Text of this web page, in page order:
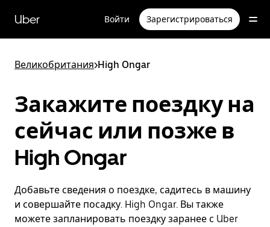
перейти
к
содержимому
Uber Войти Зарегистрироваться
Великобритания>High Ongar
Закажите поездку на
сейчас или позже в
High Ongar
Добавьте сведения о поездке, садитесь в машину
и совершайте посадку. High Ongar. Вы также
можете запланировать поездку заранее с Uber